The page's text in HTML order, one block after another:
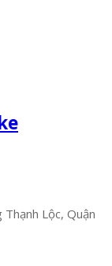
Lộc, Quận